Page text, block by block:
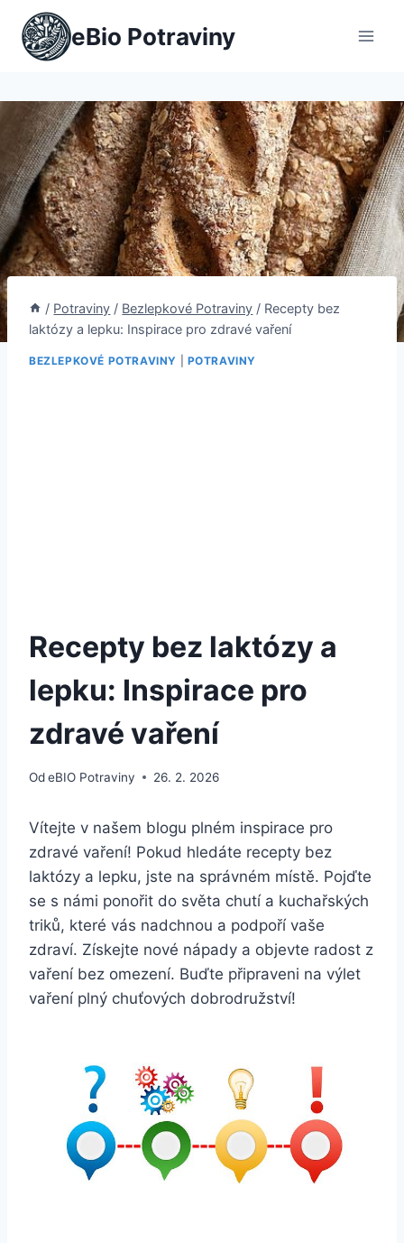
Přeskočit
obsah
eBio Potraviny
/ Potraviny / Bezlepkové Potraviny / Recepty bez
laktózy a lepku: Inspirace pro zdravé vaření
BEZLEPKOVÉ POTRAVINY POTRAVINY
Recepty bez laktózy a
lepku: Inspirace pro
zdravé vaření
OdeBIO Potraviny 26. 2. 2026
Vítejte v našem blogu plném inspirace pro
zdravé vaření! Pokud hledáte recepty bez
laktózy a lepku, jste na správném místě. Pojďte
se s námi ponořit do světa chutí a kuchařských
triků, které vás nadchnou a podpoří vaše
zdraví. Získejte nové nápady a objevte radost z
vaření bez omezení. Buďte připraveni na výlet
vaření plný chuťových dobrodružství!